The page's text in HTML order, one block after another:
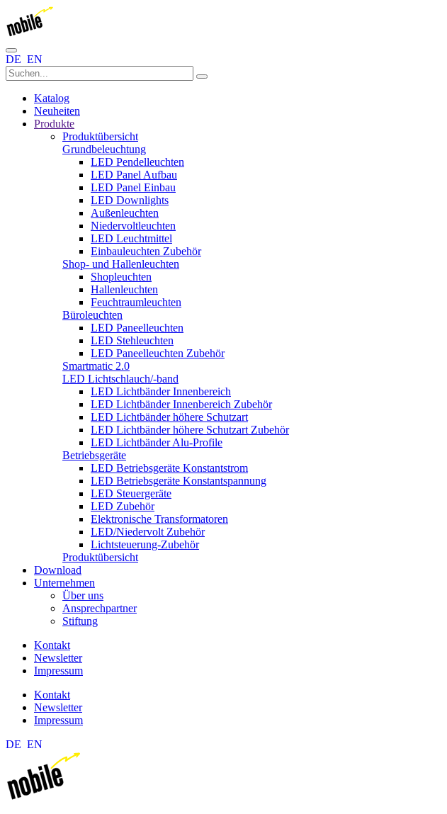
DE EN
Katalog
Neuheiten
Produkte
Produktübersicht
Grundbeleuchtung
LED Pendelleuchten
LED Panel Aufbau
LED Panel Einbau
LED Downlights
Außenleuchten
Niedervoltleuchten
LED Leuchtmittel
Einbauleuchten Zubehör
Shop- und Hallenleuchten
Shopleuchten
Hallenleuchten
Feuchtraumleuchten
Büroleuchten
LED Paneelleuchten
LED Stehleuchten
LED Paneelleuchten Zubehör
Smartmatic 2.0
LED Lichtschlauch/-band
LED Lichtbänder Innenbereich
LED Lichtbänder Innenbereich Zubehör
LED Lichtbänder höhere Schutzart
LED Lichtbänder höhere Schutzart Zubehör
LED Lichtbänder Alu-Profile
Betriebsgeräte
LED Betriebsgeräte Konstantstrom
LED Betriebsgeräte Konstantspannung
LED Steuergeräte
LED Zubehör
Elektronische Transformatoren
LED/Niedervolt Zubehör
Lichtsteuerung-Zubehör
Produktübersicht
Download
Unternehmen
Über uns
Ansprechpartner
Stiftung
Kontakt
Newsletter
Impressum
Kontakt
Newsletter
Impressum
DE EN